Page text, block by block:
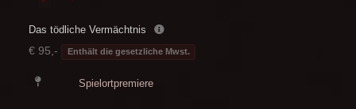
Das tödliche Vermächtnis
€ 95,- Enthält die gesetzliche Mwst.
Spielortpremiere